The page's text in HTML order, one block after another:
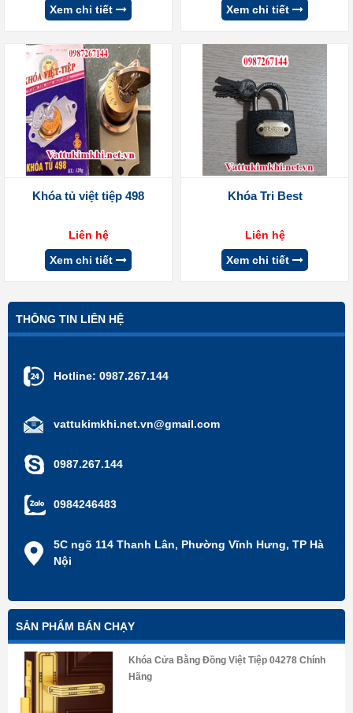
Xem chi tiết Xem chi tiết
Khóa tủ việt tiệp 498
Liên hệ
Xem chi tiết
Khóa Tri Best
Liên hệ
Xem chi tiết
THÔNG TIN LIÊN HỆ
Hotline: 0987.267.144
vattukimkhi.net.vn@gmail.com
0987.267.144
0984246483
5C ngõ 114 Thanh Lân, Phường Vĩnh Hưng, TP Hà
Nội
SẢN PHẨM BÁN CHẠY
Khóa Cửa Bằng Đồng Việt Tiệp 04278 Chính
Hãng